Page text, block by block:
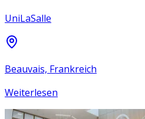
UniLaSalle
Beauvais, Frankreich
Weiterlesen